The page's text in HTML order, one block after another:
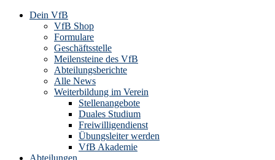
Dein VfB
VfB Shop
Formulare
Geschäftsstelle
Meilensteine des VfB
Abteilungsberichte
Alle News
Weiterbildung im Verein
Stellenangebote
Duales Studium
Freiwilligendienst
Übungsleiter werden
VfB Akademie
Abteilungen